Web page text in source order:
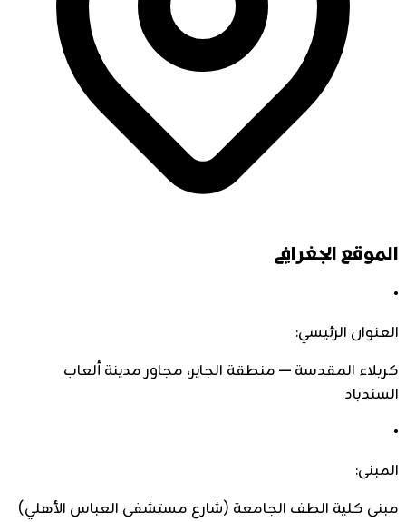
الموقع الجغرافي
•
العنوان الرئيسي:
كربلاء المقدسة — منطقة الجاير، مجاور مدينة ألعاب
السندباد
•
المبنى:
مبنى كلية الطف الجامعة (شارع مستشفى العباس الأهلي)